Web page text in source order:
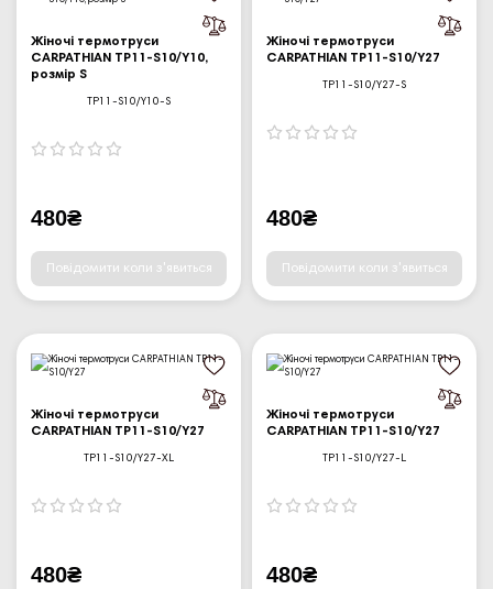
Жіночі термотруси
CARPATHIAN TP11-S10/Y10,
розмір S
TP11-S10/Y10-S
480₴
Повідомити коли з'явиться
Жіночі термотруси
CARPATHIAN TP11-S10/Y27
TP11-S10/Y27-S
480₴
Повідомити коли з'явиться
Жіночі термотруси
CARPATHIAN TP11-S10/Y27
TP11-S10/Y27-XL
480₴
Жіночі термотруси
CARPATHIAN TP11-S10/Y27
TP11-S10/Y27-L
480₴